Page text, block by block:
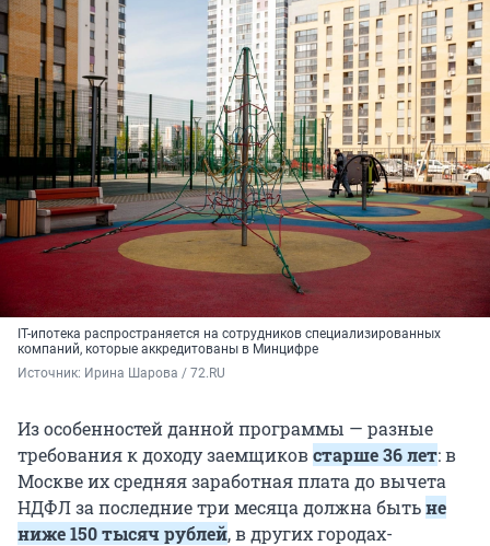
IT-ипотека распространяется на сотрудников специализированных
компаний, которые аккредитованы в Минцифре
Источник: Ирина Шарова / 72.RU
Из особенностей данной программы — разные
требования к доходу заемщиковстарше 36 лет: в
Москве их средняя заработная плата до вычета
НДФЛ за последние три месяца должна бытьне
ниже 150 тысяч рублей, в других городах-